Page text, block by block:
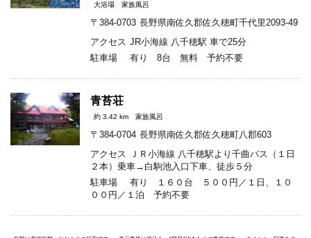
大浴場
家族風呂
〒384-0703 長野県南佐久郡佐久穂町千代里2093-49
アクセス JR小海線 八千穂駅 車で25分
駐車場
有り 8台 無料 予約不要
青苔荘
約 3.42 km 家族風呂
〒384-0704 長野県南佐久郡佐久穂町八郡603
アクセス
ＪＲ小海線 八千穂駅より千曲バス（１日
２本）乗車→白駒池入口下車、徒歩５分
駐車場
有り １６０台 ５００円／１日、１０
００円／１泊 予約不要